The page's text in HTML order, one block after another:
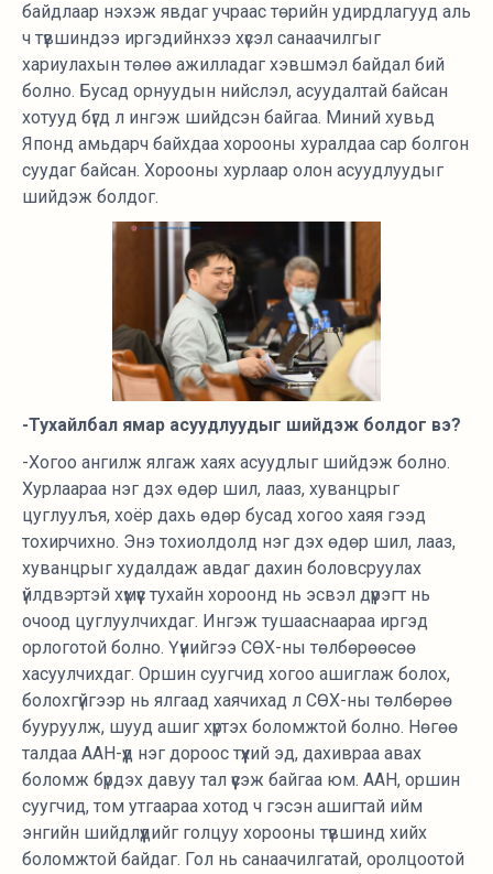
байдлаар нэхэж явдаг учраас төрийн удирдлагууд аль
ч түвшиндээ иргэдийнхээ хүсэл санаачилгыг
хариулахын төлөө ажилладаг хэвшмэл байдал бий
болно. Бусад орнуудын нийслэл, асуудалтай байсан
хотууд бүгд л ингэж шийдсэн байгаа. Миний хувьд
Японд амьдарч байхдаа хорооны хуралдаа сар болгон
суудаг байсан. Хорооны хурлаар олон асуудлуудыг
шийдэж болдог.
-Тухайлбал ямар асуудлуудыг шийдэж болдог вэ?
-Хогоо ангилж ялгаж хаях асуудлыг шийдэж болно.
Хурлаараа нэг дэх өдөр шил, лааз, хуванцрыг
цуглуулъя, хоёр дахь өдөр бусад хогоо хаяя гээд
тохирчихно. Энэ тохиолдолд нэг дэх өдөр шил, лааз,
хуванцрыг худалдаж авдаг дахин боловсруулах
үйлдвэртэй хүмүүс тухайн хороонд нь эсвэл дүүрэгт нь
очоод цуглуулчихдаг. Ингэж тушааснаараа иргэд
орлоготой болно. Үүнийгээ СӨХ-ны төлбөрөөсөө
хасуулчихдаг. Оршин суугчид хогоо ашиглаж болох,
болохгүйгээр нь ялгаад хаячихад л СӨХ-ны төлбөрөө
бууруулж, шууд ашиг хүртэх боломжтой болно. Нөгөө
талдаа ААН-үүд нэг дороос түүхий эд, дахивраа авах
боломж бүрдэх давуу тал үүсэж байгаа юм. ААН, оршин
суугчид, том утгаараа хотод ч гэсэн ашигтай ийм
энгийн шийдлүүдийг голцуу хорооны түвшинд хийх
боломжтой байдаг. Гол нь санаачилгатай, оролцоотой